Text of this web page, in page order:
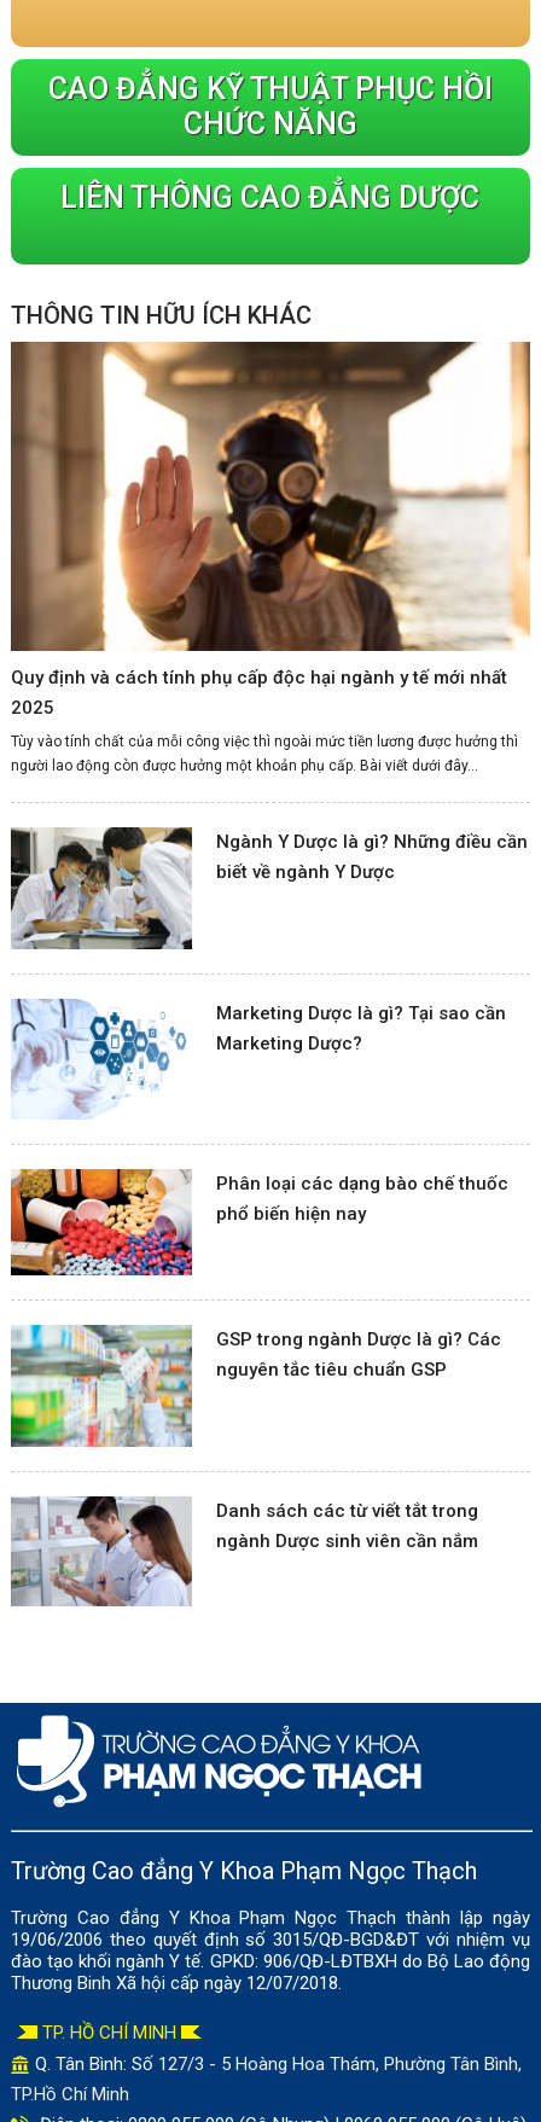
CAO ĐẲNG KỸ THUẬT PHỤC HỒI
CHỨC NĂNG
LIÊN THÔNG CAO ĐẲNG DƯỢC
THÔNG TIN HỮU ÍCH KHÁC
Quy định và cách tính phụ cấp độc hại ngành y tế mới nhất
2025
Tùy vào tính chất của mỗi công việc thì ngoài mức tiền lương được hưởng thì
người lao động còn được hưởng một khoản phụ cấp. Bài viết dưới đây...
Ngành Y Dược là gì? Những điều cần
biết về ngành Y Dược
Marketing Dược là gì? Tại sao cần
Marketing Dược?
Phân loại các dạng bào chế thuốc
phổ biến hiện nay
GSP trong ngành Dược là gì? Các
nguyên tắc tiêu chuẩn GSP
Danh sách các từ viết tắt trong
ngành Dược sinh viên cần nắm
Trường Cao đẳng Y Khoa Phạm Ngọc Thạch
Trường Cao đẳng Y Khoa Phạm Ngọc Thạch thành lập ngày
19/06/2006 theo quyết định số 3015/QĐ-BGD&ĐT với nhiệm vụ
đào tạo khối ngành Y tế. GPKD: 906/QĐ-LĐTBXH do Bộ Lao động
Thương Binh Xã hội cấp ngày 12/07/2018.
TP. HỒ CHÍ MINH
Q. Tân Bình: Số 127/3 - 5 Hoàng Hoa Thám, Phường Tân Bình,
TP.Hồ Chí Minh